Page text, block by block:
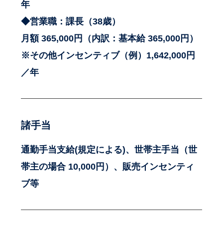
年
◆営業職：課長（38歳）
月額 365,000円（内訳：基本給 365,000円）
※その他インセンティブ（例）1,642,000円
／年
諸手当
通勤手当支給(規定による)、世帯主手当（世
帯主の場合 10,000円）、販売インセンティ
ブ等